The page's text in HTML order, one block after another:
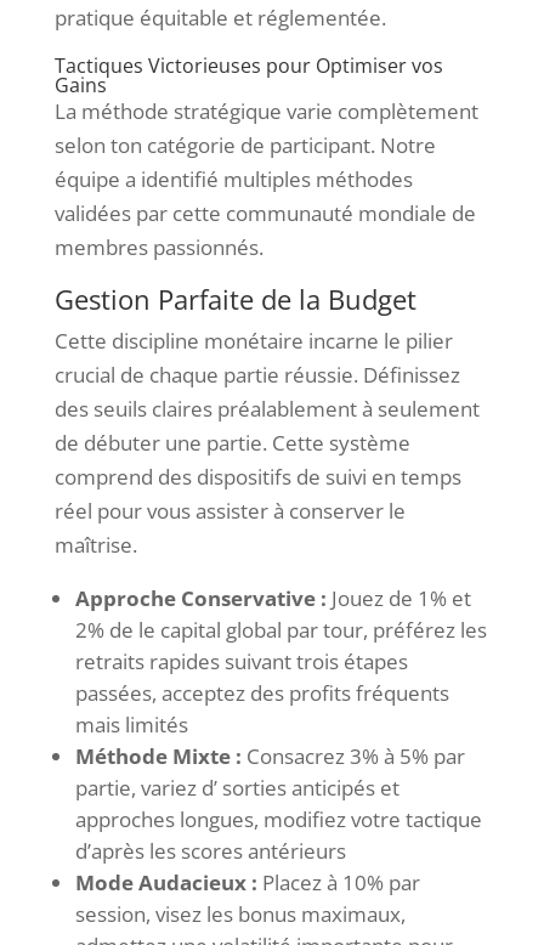
pratique équitable et réglementée.
Tactiques Victorieuses pour Optimiser vos
Gains
La méthode stratégique varie complètement
selon ton catégorie de participant. Notre
équipe a identifié multiples méthodes
validées par cette communauté mondiale de
membres passionnés.
Gestion Parfaite de la Budget
Cette discipline monétaire incarne le pilier
crucial de chaque partie réussie. Définissez
des seuils claires préalablement à seulement
de débuter une partie. Cette système
comprend des dispositifs de suivi en temps
réel pour vous assister à conserver le
maîtrise.
Approche Conservative : Jouez de 1% et
2% de le capital global par tour, préférez les
retraits rapides suivant trois étapes
passées, acceptez des profits fréquents
mais limités
Méthode Mixte : Consacrez 3% à 5% par
partie, variez d’ sorties anticipés et
approches longues, modifiez votre tactique
d’après les scores antérieurs
Mode Audacieux : Placez à 10% par
session, visez les bonus maximaux,